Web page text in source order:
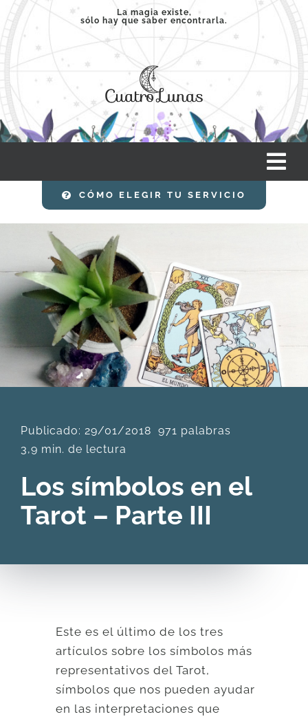
Saltar
contenido
La magia existe,
sólo hay que saber encontrarla.
INICIO
SERVICIOS
CLASES
DESCARGAS
PRODUCTOS
ARTÍCULOS
ACERCA
CONTACTO
Carrito
CÓMO ELEGIR TU SERVICIO
Publicado: 29/01/2018 971 palabras
3,9 min. de lectura
Los símbolos en el
Tarot – Parte III
Este es el último de los tres
artículos sobre los símbolos más
representativos del Tarot,
símbolos que nos pueden ayudar
en las interpretaciones que